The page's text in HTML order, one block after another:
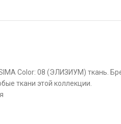
Color: 08 (ЭЛИЗИУМ) ткань.
ткани этой коллекции.